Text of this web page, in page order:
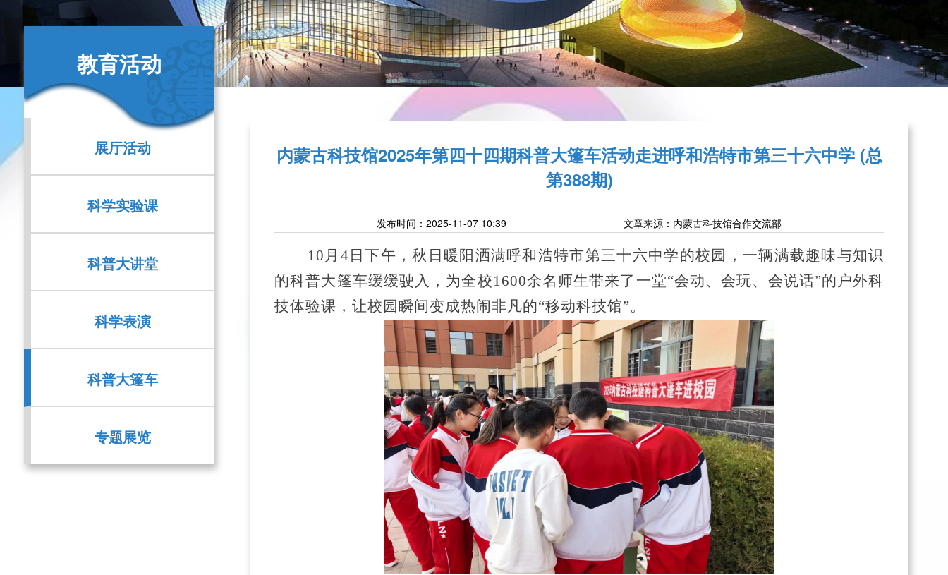
教育活动
展厅活动
科学实验课
科普大讲堂
科学表演
科普大篷车
专题展览
内蒙古科技馆2025年第四十四期科普大篷车活动走进呼和浩特市第三十六中学 (总
第388期)
发布时间：2025-11-07 10:39 文章来源：内蒙古科技馆合作交流部
10月4日下午，秋日暖阳洒满呼和浩特市第三十六中学的校园，一辆满载趣味与知识
的科普大篷车缓缓驶入，为全校1600余名师生带来了一堂“会动、会玩、会说话”的户外科
技体验课，让校园瞬间变成热闹非凡的“移动科技馆”。